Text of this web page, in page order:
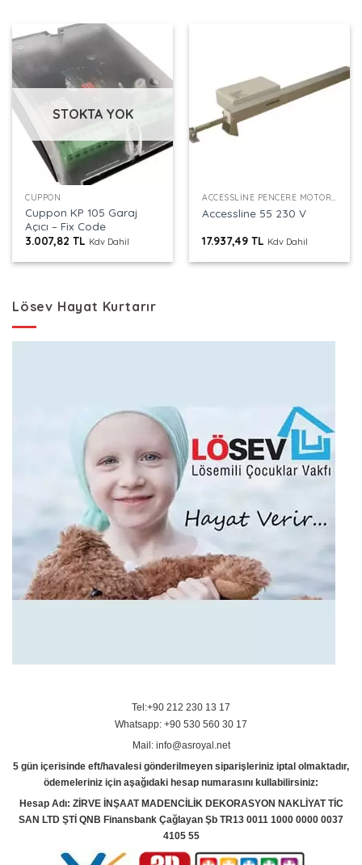
STOKTA YOK
CUPPON
Cuppon KP 105 Garaj
Açıcı – Fix Code
3.007,82TL Kdv Dahil
ACCESSLINE PENCERE MOTORU
Accessline 55 230 V
17.937,49TL Kdv Dahil
Lösev Hayat Kurtarır
Tel:+90 212 230 13 17
Whatsapp: +90 530 560 30 17
Mail: info@asroyal.net
5 gün içerisinde eft/havalesi gönderilmeyen siparişleriniz iptal olmaktadır,
ödemeleriniz için aşağıdaki hesap numarasını kullabilirsiniz:
Hesap Adı: ZİRVE İNŞAAT MADENCİLİK DEKORASYON NAKLİYAT TİC
SAN LTD ŞTİ QNB Finansbank Çağlayan Şb TR13 0011 1000 0000 0037
4105 55